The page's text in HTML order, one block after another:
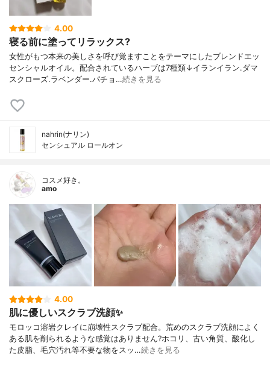
4.00
寝る前に塗ってリラックス?
女性がもつ本来の美しさを呼び覚ますことをテーマにしたブレンドエッ
センシャルオイル。配合されているハーブは7種類↓イランイラン.ダマ
スクローズ.ラベンダー.パチョ…続きを見る
nahrin(ナリン)
センシュアル ロールオン
コスメ好き。
amo
4.00
肌に優しいスクラブ洗顔✨
モロッコ溶岩クレイに崩壊性スクラブ配合。荒めのスクラブ洗顔によく
ある肌を削られるような感覚はありません?ホコリ、古い角質、酸化し
た皮脂、毛穴汚れ等不要な物をスッ…続きを見る